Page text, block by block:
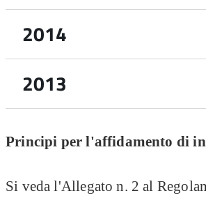
Riepilogo incarichi in formato xml -
Riepilogo incarichi in formato xml - II
Riepilogo incarichi in formato pdf
Riepilogo incarichi in formato xml
2014
Riepilogo incarichi in formato pdf
Riepilogo incarichi in formato xml
2013
Principi per l'affidamento di
Si veda l'Allegato n. 2 al